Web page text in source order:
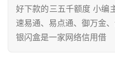
好下款的三五千额度 小编
速易通、易点通、御万金
银闪盒是一家网络信用借